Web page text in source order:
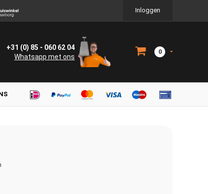
Inloggen
+31 (0) 85 - 060 62 04
Whatsapp met ons
0